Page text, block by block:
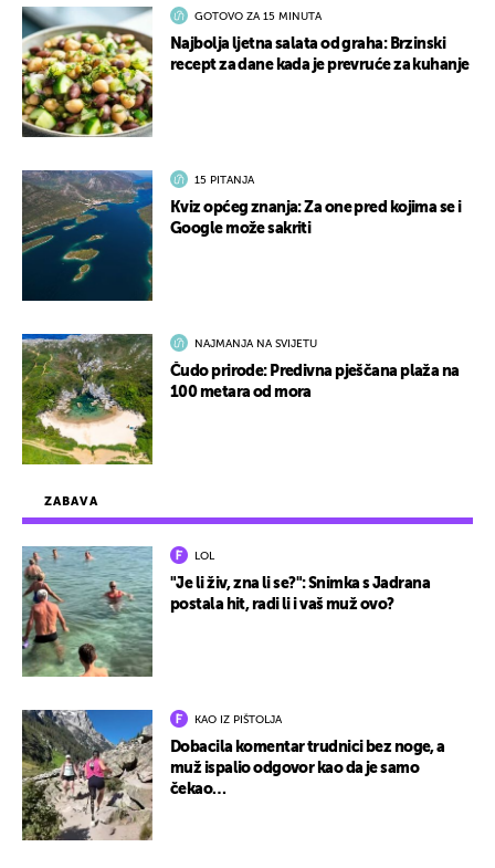
ZABAVA
LOL
"Je li živ, zna li se?": Snimka s Jadrana
postala hit, radi li i vaš muž ovo?
KAO IZ PIŠTOLJA
Dobacila komentar trudnici bez noge, a
muž ispalio odgovor kao da je samo
čekao…
GOTOVO ZA 15 MINUTA
Najbolja ljetna salata od graha: Brzinski
recept za dane kada je prevruće za kuhanje
15 PITANJA
Kviz općeg znanja: Za one pred kojima se i
Google može sakriti
NAJMANJA NA SVIJETU
Čudo prirode: Predivna pješčana plaža na
100 metara od mora